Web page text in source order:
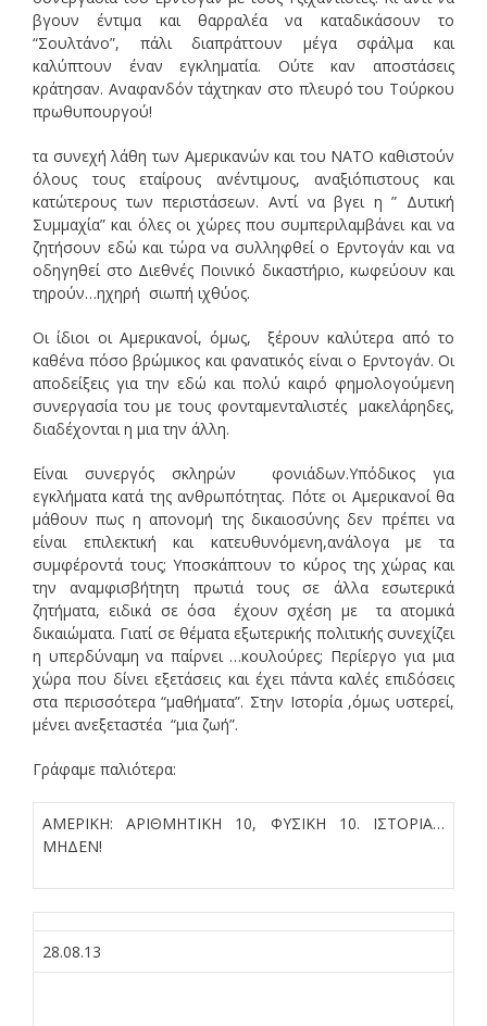
βγουν έντιμα και θαρραλέα να καταδικάσουν το
“Σουλτάνο”, πάλι διαπράττουν μέγα σφάλμα και
καλύπτουν έναν εγκληματία. Ούτε καν αποστάσεις
κράτησαν. Αναφανδόν τάχτηκαν στο πλευρό του Τούρκου
πρωθυπουργού!
τα συνεχή λάθη των Αμερικανών και του ΝΑΤΟ καθιστούν
όλους τους εταίρους ανέντιμους, αναξιόπιστους και
κατώτερους των περιστάσεων. Αντί να βγει η ” Δυτική
Συμμαχία” και όλες οι χώρες που συμπεριλαμβάνει και να
ζητήσουν εδώ και τώρα να συλληφθεί ο Ερντογάν και να
οδηγηθεί στο Διεθνές Ποινικό δικαστήριο, κωφεύουν και
τηρούν…ηχηρή σιωπή ιχθύος.
Οι ίδιοι οι Αμερικανοί, όμως, ξέρουν καλύτερα από το
καθένα πόσο βρώμικος και φανατικός είναι ο Ερντογάν. Οι
αποδείξεις για την εδώ και πολύ καιρό φημολογούμενη
συνεργασία του με τους φονταμενταλιστές μακελάρηδες,
διαδέχονται η μια την άλλη.
Είναι συνεργός σκληρών φονιάδων.Υπόδικος για
εγκλήματα κατά της ανθρωπότητας. Πότε οι Αμερικανοί θα
μάθουν πως η απονομή της δικαιοσύνης δεν πρέπει να
είναι επιλεκτική και κατευθυνόμενη,ανάλογα με τα
συμφέροντά τους; Υποσκάπτουν το κύρος της χώρας και
την αναμφισβήτητη πρωτιά τους σε άλλα εσωτερικά
ζητήματα, ειδικά σε όσα έχουν σχέση με τα ατομικά
δικαιώματα. Γιατί σε θέματα εξωτερικής πολιτικής συνεχίζει
η υπερδύναμη να παίρνει …κουλούρες; Περίεργο για μια
χώρα που δίνει εξετάσεις και έχει πάντα καλές επιδόσεις
στα περισσότερα “μαθήματα”. Στην Ιστορία ,όμως υστερεί,
μένει ανεξεταστέα “μια ζωή”.
Γράφαμε παλιότερα:
ΑΜΕΡΙΚΗ: ΑΡΙΘΜΗΤΙΚΗ 10, ΦΥΣΙΚΗ 10. ΙΣΤΟΡΙΑ…
ΜΗΔΕΝ!
28.08.13